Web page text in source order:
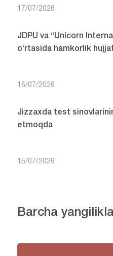
17/07/2026
JDPU va “Unicorn
o‘rtasida hamkorlik
16/07/2026
Jizzaxda test
etmoqda
15/07/2026
Barcha